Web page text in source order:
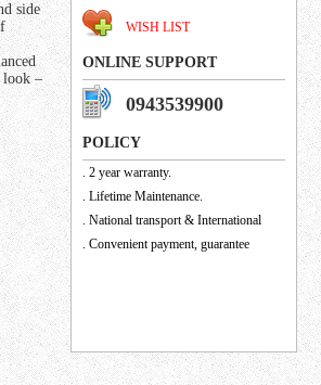
side
look –
WISH LIST
ONLINE SUPPORT
0943539900
POLICY
. 2 year warranty.
. Lifetime Maintenance.
. National transport & International
. Convenient payment, guarantee